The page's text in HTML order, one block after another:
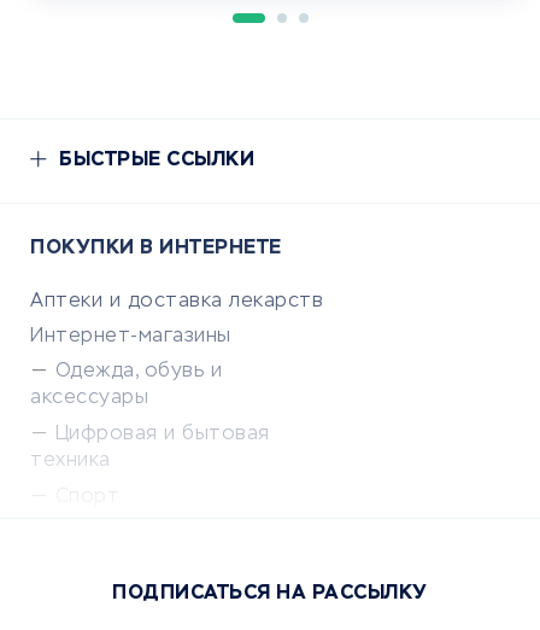
БЫСТРЫЕ ССЫЛКИ
ПОКУПКИ В ИНТЕРНЕТЕ
Аптеки и доставка лекарств
Интернет-магазины
Одежда, обувь и
аксессуары
Цифровая и бытовая
техника
Сервисы доставки
ПОДПИСАТЬСЯ НА РАССЫЛКУ